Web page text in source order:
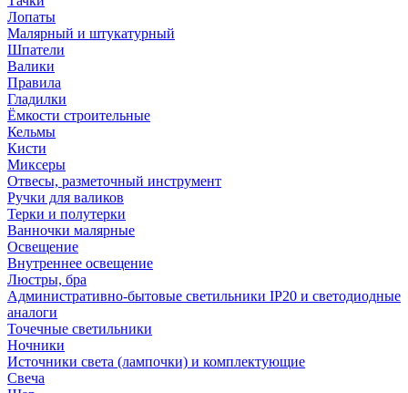
Лопаты
Малярный и штукатурный
Шпатели
Валики
Правила
Гладилки
Ёмкости строительные
Кельмы
Кисти
Миксеры
Отвесы, разметочный инструмент
Ручки для валиков
Терки и полутерки
Ванночки малярные
Освещение
Внутреннее освещение
Люстры, бра
Административно-бытовые светильники IP20 и светодиодные
аналоги
Точечные светильники
Ночники
Источники света (лампочки) и комплектующие
Свеча